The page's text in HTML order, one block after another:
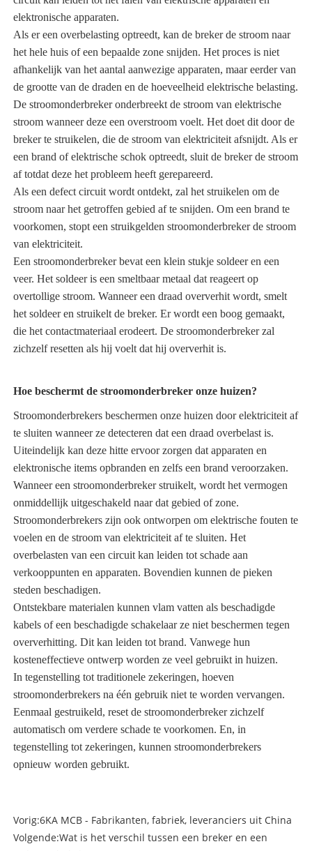
elektronische apparaten.
Als er een overbelasting optreedt, kan de breker de stroom naar
het hele huis of een bepaalde zone snijden. Het proces is niet
afhankelijk van het aantal aanwezige apparaten, maar eerder van
de grootte van de draden en de hoeveelheid elektrische belasting.
De stroomonderbreker onderbreekt de stroom van elektrische
stroom wanneer deze een overstroom voelt. Het doet dit door de
breker te struikelen, die de stroom van elektriciteit afsnijdt. Als er
een brand of elektrische schok optreedt, sluit de breker de stroom
af totdat deze het probleem heeft gerepareerd.
Als een defect circuit wordt ontdekt, zal het struikelen om de
stroom naar het getroffen gebied af te snijden. Om een ​​brand te
voorkomen, stopt een struikgelden stroomonderbreker de stroom
van elektriciteit.
Een stroomonderbreker bevat een klein stukje soldeer en een
veer. Het soldeer is een smeltbaar metaal dat reageert op
overtollige stroom. Wanneer een draad oververhit wordt, smelt
het soldeer en struikelt de breker. Er wordt een boog gemaakt,
die het contactmateriaal erodeert. De stroomonderbreker zal
zichzelf resetten als hij voelt dat hij oververhit is.
Hoe beschermt de stroomonderbreker onze huizen?
Stroomonderbrekers beschermen onze huizen door elektriciteit af
te sluiten wanneer ze detecteren dat een draad overbelast is.
Uiteindelijk kan deze hitte ervoor zorgen dat apparaten en
elektronische items opbranden en zelfs een brand veroorzaken.
Wanneer een stroomonderbreker struikelt, wordt het vermogen
onmiddellijk uitgeschakeld naar dat gebied of zone.
Stroomonderbrekers zijn ook ontworpen om elektrische fouten te
voelen en de stroom van elektriciteit af te sluiten. Het
overbelasten van een circuit kan leiden tot schade aan
verkooppunten en apparaten. Bovendien kunnen de pieken
steden beschadigen.
Ontstekbare materialen kunnen vlam vatten als beschadigde
kabels of een beschadigde schakelaar ze niet beschermen tegen
oververhitting. Dit kan leiden tot brand. Vanwege hun
kosteneffectieve ontwerp worden ze veel gebruikt in huizen.
In tegenstelling tot traditionele zekeringen, hoeven
stroomonderbrekers na één gebruik niet te worden vervangen.
Eenmaal gestruikeld, reset de stroomonderbreker zichzelf
automatisch om verdere schade te voorkomen. En, in
tegenstelling tot zekeringen, kunnen stroomonderbrekers
opnieuw worden gebruikt.
Vorig:6KA MCB - Fabrikanten, fabriek, leveranciers uit China
Volgende:Wat is het verschil tussen een breker en een